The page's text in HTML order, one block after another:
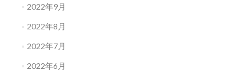
2022年9月
2022年8月
2022年7月
2022年6月